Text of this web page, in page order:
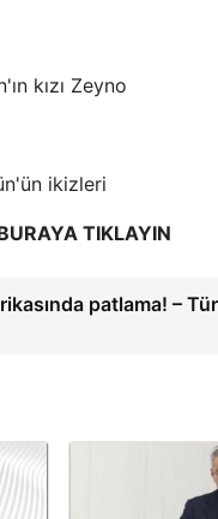
kızı Zeyno
ikizleri
TIKLAYIN
patlama! –